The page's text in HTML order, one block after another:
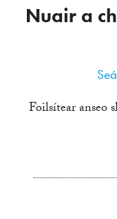
Nuair a
Foilsítear anseo